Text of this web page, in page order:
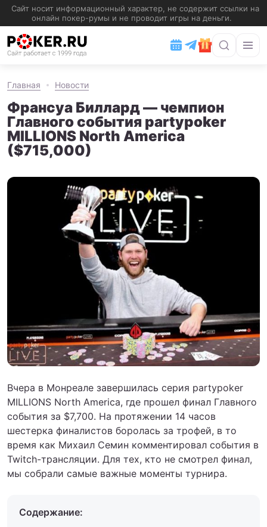
Главная Новости
Франсуа Биллард — чемпион
Главного события partypoker
MILLIONS North America
($715,000)
Вчера в Монреале завершилась серия partypoker
MILLIONS North America, где прошел финал Главного
события за $7,700. На протяжении 14 часов
шестерка финалистов боролась за трофей, в то
время как Михаил Семин комментировал события в
Twitch-трансляции. Для тех, кто не смотрел финал,
мы собрали самые важные моменты турнира.
Содержание: